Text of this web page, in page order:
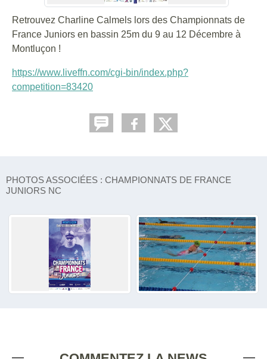
Retrouvez Charline Calmels lors des Championnats de
France Juniors en bassin 25m du 9 au 12 Décembre à
Montluçon !
https://www.liveffn.com/cgi-bin/index.php?
competition=83420
PHOTOS ASSOCIÉES : CHAMPIONNATS DE FRANCE
JUNIORS NC